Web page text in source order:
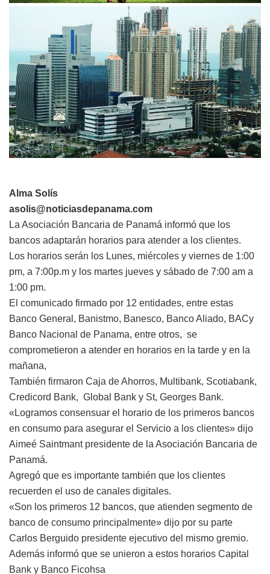
Alma Solís
asolis@noticiasdepanama.com
La Asociación Bancaria de Panamá informó que los
bancos adaptarán horarios para atender a los clientes.
Los horarios serán los Lunes, miércoles y viernes de 1:00
pm, a 7:00p.m y los martes jueves y sábado de 7:00 am a
1:00 pm.
El comunicado firmado por 12 entidades, entre estas
Banco General, Banistmo, Banesco, Banco Aliado, BACy
Banco Nacional de Panama, entre otros, se
comprometieron a atender en horarios en la tarde y en la
mañana,
También firmaron Caja de Ahorros, Multibank, Scotiabank,
Credicord Bank, Global Bank y St, Georges Bank.
«Logramos consensuar el horario de los primeros bancos
en consumo para asegurar el Servicio a los clientes» dijo
Aimeé Saintmant presidente de la Asociación Bancaria de
Panamá.
Agregó que es importante también que los clientes
recuerden el uso de canales digitales.
«Son los primeros 12 bancos, que atienden segmento de
banco de consumo principalmente» dijo por su parte
Carlos Berguido presidente ejecutivo del mismo gremio.
Además informó que se unieron a estos horarios Capital
Bank y Banco Ficohsa